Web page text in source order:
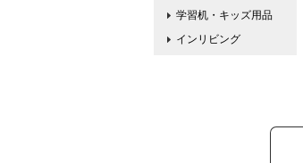
学習机・キッズ用品
インリビング